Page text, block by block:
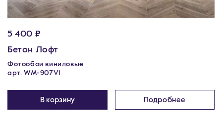
5 400 ₽
Бетон Лофт
Фотообои виниловые
арт. WM-907V1
В корзину Подробнее